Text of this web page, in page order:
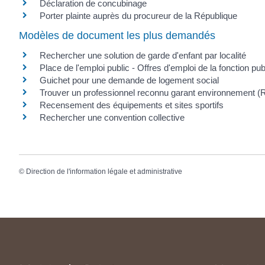
Déclaration de concubinage
Porter plainte auprès du procureur de la République
Modèles de document les plus demandés
Rechercher une solution de garde d'enfant par localité
Place de l'emploi public - Offres d'emploi de la fonction
Guichet pour une demande de logement social
Trouver un professionnel reconnu garant environnement
Recensement des équipements et sites sportifs
Rechercher une convention collective
© Direction de l'information légale et administrative